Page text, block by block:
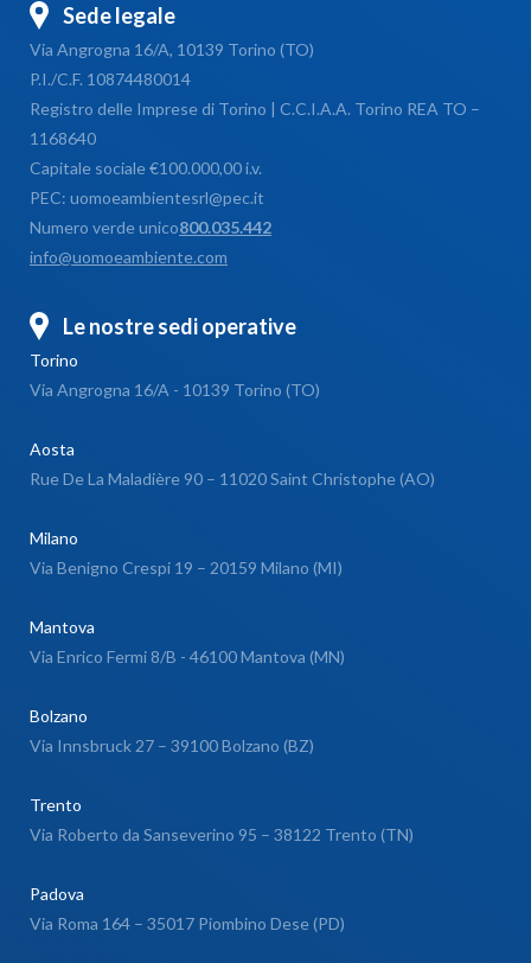
Sede legale
Via Angrogna 16/A, 10139 Torino (TO)
P.I./C.F. 10874480014
Registro delle Imprese di Torino | C.C.I.A.A. Torino REA TO –
1168640
Capitale sociale €100.000,00 i.v.
PEC: uomoeambientesrl@pec.it
Numero verde unico800.035.442
info@uomoeambiente.com
Le nostre sedi operative
Torino
Via Angrogna 16/A - 10139 Torino (TO)
Aosta
Rue De La Maladière 90 – 11020 Saint Christophe (AO)
Milano
Via Benigno Crespi 19 – 20159 Milano (MI)
Mantova
Via Enrico Fermi 8/B - 46100 Mantova (MN)
Bolzano
Via Innsbruck 27 – 39100 Bolzano (BZ)
Trento
Via Roberto da Sanseverino 95 – 38122 Trento (TN)
Padova
Via Roma 164 – 35017 Piombino Dese (PD)